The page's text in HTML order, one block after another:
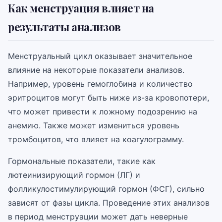
Как менструация влияет на
результаты анализов
Менструальный цикл оказывает значительное
влияние на некоторые показатели анализов.
Например, уровень гемоглобина и количество
эритроцитов могут быть ниже из-за кровопотери,
что может привести к ложному подозрению на
анемию. Также может измениться уровень
тромбоцитов, что влияет на коагулограмму.
Гормональные показатели, такие как
лютеинизирующий гормон (ЛГ) и
фолликулостимулирующий гормон (ФСГ), сильно
зависят от фазы цикла. Проведение этих анализов
в период менструации может дать неверные